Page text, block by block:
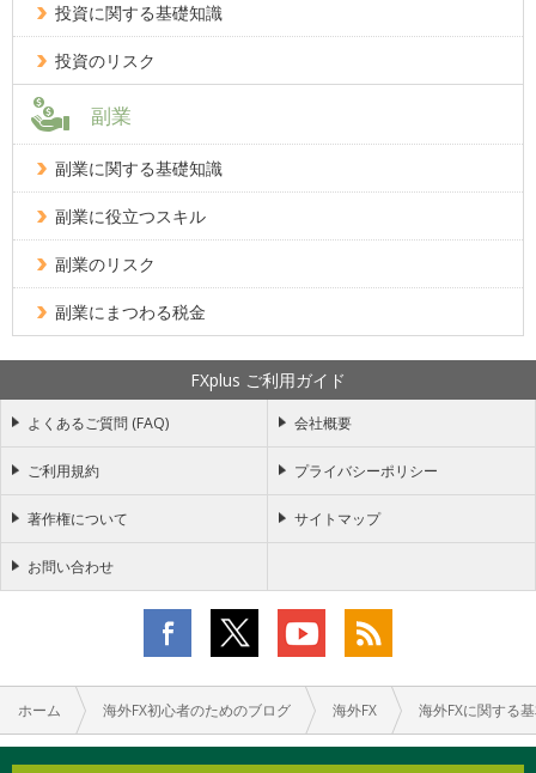
ホーム 海外FX初心者のためのブログ 海外FX 海外FXに関する
投資に関する基礎知識
投資のリスク
副業
副業に関する基礎知識
副業に役立つスキル
副業のリスク
副業にまつわる税金
FXplus ご利用ガイド
よくあるご質問 (FAQ) 会社概要
ご利用規約 プライバシーポリシー
著作権について サイトマップ
お問い合わせ